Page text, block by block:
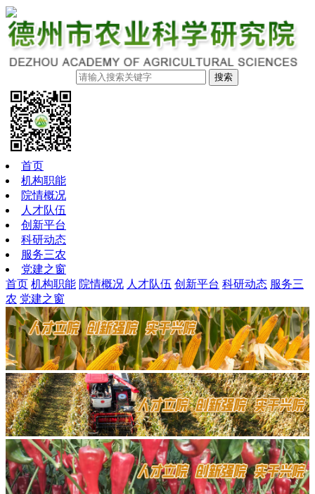
搜索
首页
机构职能
院情概况
人才队伍
创新平台
科研动态
服务三农
党建之窗
首页 机构职能 院情概况 人才队伍 创新平台 科研动态 服务三
农 党建之窗